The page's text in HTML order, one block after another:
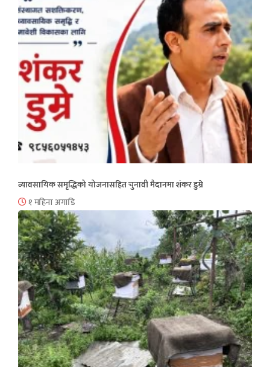
व्यावसायिक समृद्धिको योजनासहित चुनावी मैदानमा शंकर डुम्रे
१ महिना अगाडि